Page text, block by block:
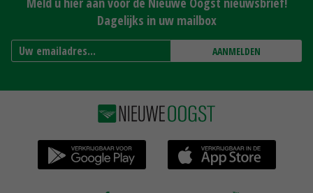
Dagelijks in uw mailbox
AANMELDEN